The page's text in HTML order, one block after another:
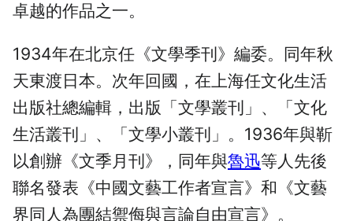
卓越的作品之一。
1934年在北京任《文學季刊》編委。同年秋
天東渡日本。次年回國，在上海任文化生活
出版社總編輯，出版「文學叢刊」、「文化
生活叢刊」、「文學小叢刊」。1936年與靳
以創辦《文季月刊》，同年與魯迅等人先後
聯名發表《中國文藝工作者宣言》和《文藝
界同人為團結禦侮與言論自由宣言》。